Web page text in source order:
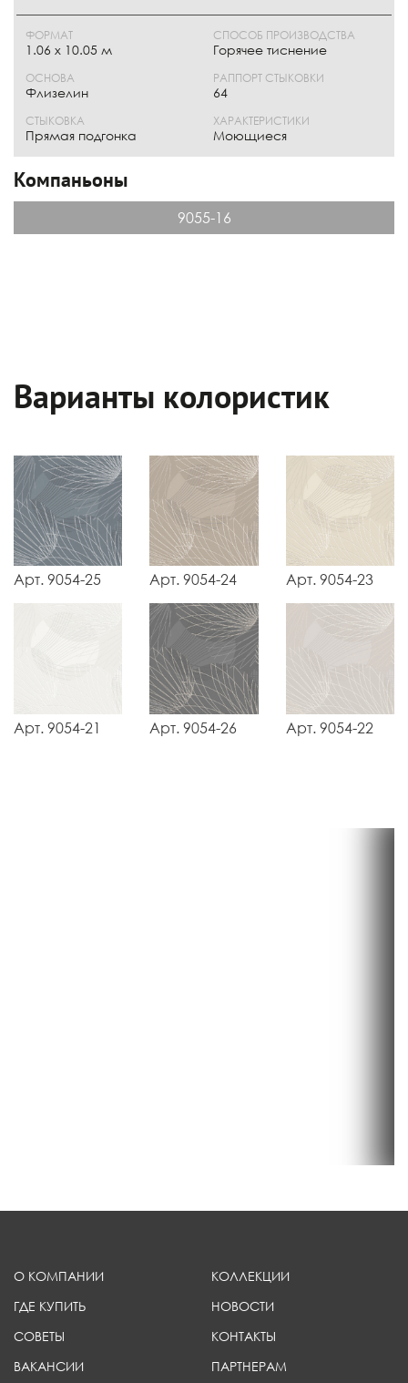
ФОРМАТ
1.06 x 10.05 м
ОСНОВА
Флизелин
СПОСОБ ПРОИЗВОДСТВА
Горячее тиснение
РАППОРТ СТЫКОВКИ
64
СТЫКОВКА
Прямая подгонка
ХАРАКТЕРИСТИКИ
Моющиеся
Компаньоны
9055-16
Варианты колористик
Арт. 9054-25 Арт. 9054-24 Арт. 9054-23
Арт. 9054-21 Арт. 9054-26 Арт. 9054-22
О КОМПАНИИ
КОЛЛЕКЦИИ
ГДЕ КУПИТЬ
НОВОСТИ
СОВЕТЫ
КОНТАКТЫ
ВАКАНСИИ
ПАРТНЕРАМ